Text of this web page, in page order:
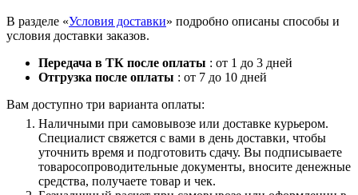
В разделе «Условия доставки» подробно описаны способы и
условия доставки заказов.
Передача в ТК после оплаты : от 1 до 3 дней
Отгрузка после оплаты : от 7 до 10 дней
Вам доступно три варианта оплаты:
Наличными при самовывозе или доставке курьером.
Специалист свяжется с вами в день доставки, чтобы
уточнить время и подготовить сдачу. Вы подписываете
товаросопроводительные документы, вносите денежные
средства, получаете товар и чек.